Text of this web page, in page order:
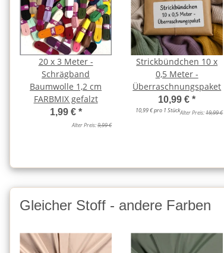
20 x 3 Meter -
Schrägband
Baumwolle 1,2 cm
FARBMIX gefalzt
1,99 € *
Alter Preis:9,99 €
Strickbündchen 10 x
0,5 Meter -
Überraschnungspaket
10,99 €*
10,99 € pro 1 StückAlter Preis:19,99 €
Gleicher Stoff - andere Farben